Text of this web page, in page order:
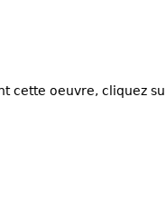
cette oeuvre, cliquez